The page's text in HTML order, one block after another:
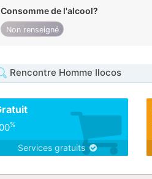
Consomme de l'alcool?
Non renseigné
Rencontre Homme Ilocos
%
Services gratuits